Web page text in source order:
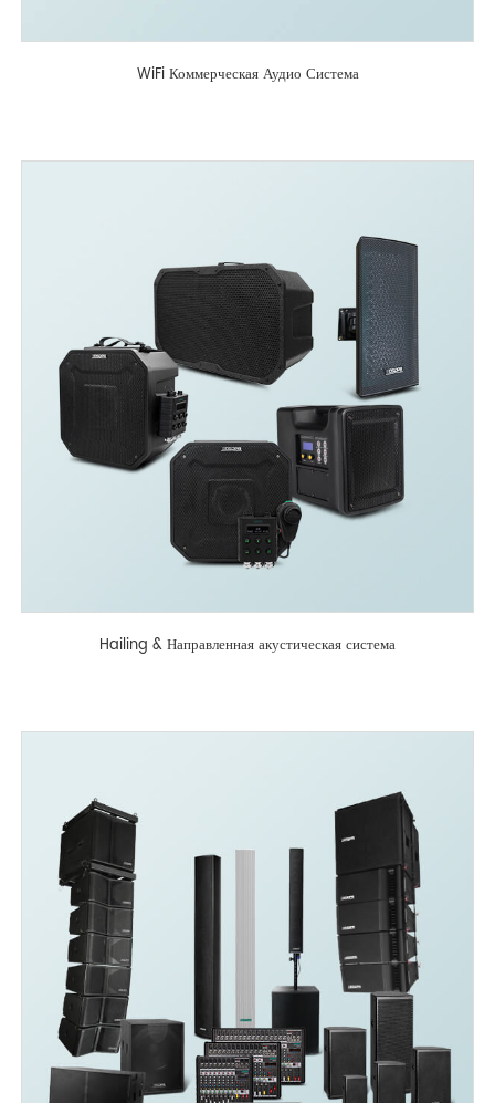
WiFi Коммерческая Аудио Система
Hailing & Направленная акустическая система